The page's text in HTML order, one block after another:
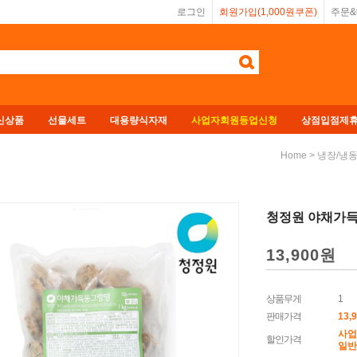
로그인 회원가입(1,000원쿠폰) 주문
상품 선물세트 대용량식자재 사업자회원등업신청 상점입점제
Home > 냉장/냉
청정원 야채가
13,900원
상품무게
1
판매가격
할인가격
사
일